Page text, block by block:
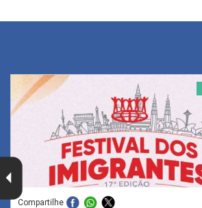
Compartilhe